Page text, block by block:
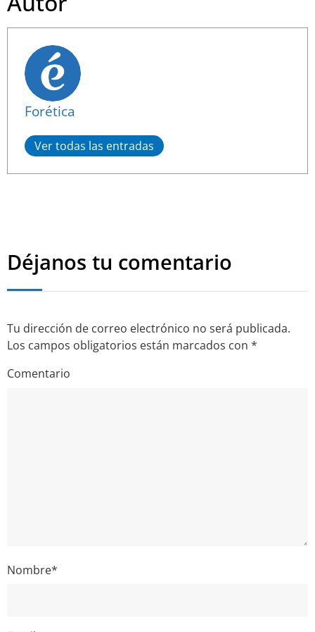
Forética
Ver todas las entradas
Déjanos tu comentario
Tu dirección de correo electrónico no será publicada.
Los campos obligatorios están marcados con *
Comentario
Nombre*